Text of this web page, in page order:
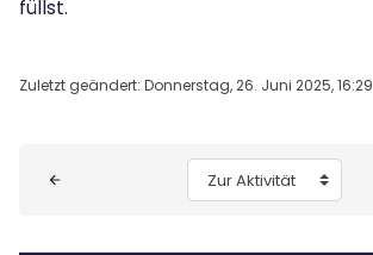
füllst.
Zuletzt geändert: Donnerstag, 26. Juni 2025, 16:29
Zur Aktivität